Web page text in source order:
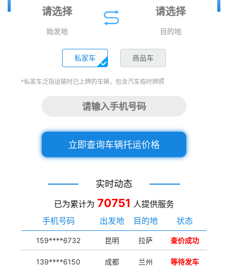
始发地 目的地
私家车 商品车
*私家车泛指运输时已上牌的车辆，包含汽车临时牌照
立即查询车辆托运价格
实时动态
已为累计为 70751 人提供服务
手机号码
出发地 目的地 状态
159****6732 昆明 拉萨 查价成功
139****6150 成都 兰州 等待发车